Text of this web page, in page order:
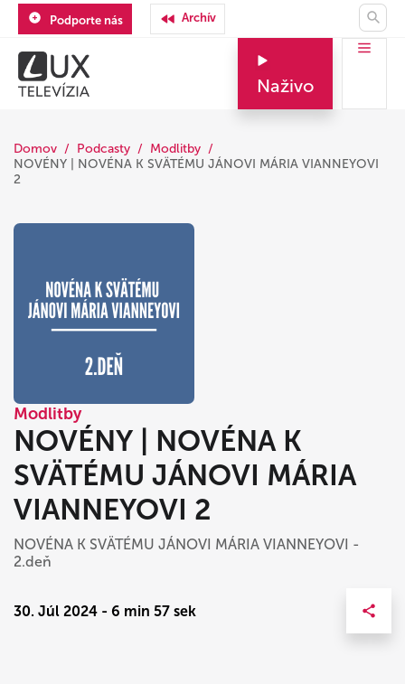
Podporte nás Archív
Naživo
Domov Podcasty
Modlitby
NOVÉNY | NOVÉNA K SVÄTÉMU JÁNOVI MÁRIA VIANNEYOVI
2
Modlitby
NOVÉNY | NOVÉNA K
SVÄTÉMU JÁNOVI MÁRIA
VIANNEYOVI 2
NOVÉNA K SVÄTÉMU JÁNOVI MÁRIA VIANNEYOVI -
2.deň
30. Júl 2024 - 6 min 57 sek